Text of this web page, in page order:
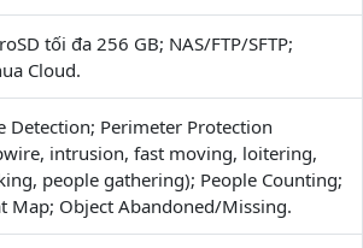
tối đa 256 GB; NAS/FTP/SFTP;
Cloud.
Detection; Perimeter Protection
intrusion, fast moving, loitering,
people gathering); People Counting;
Map; Object Abandoned/Missing.